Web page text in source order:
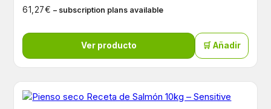
61,27€ – subscription plans available
Ver producto 🛒 Añadir